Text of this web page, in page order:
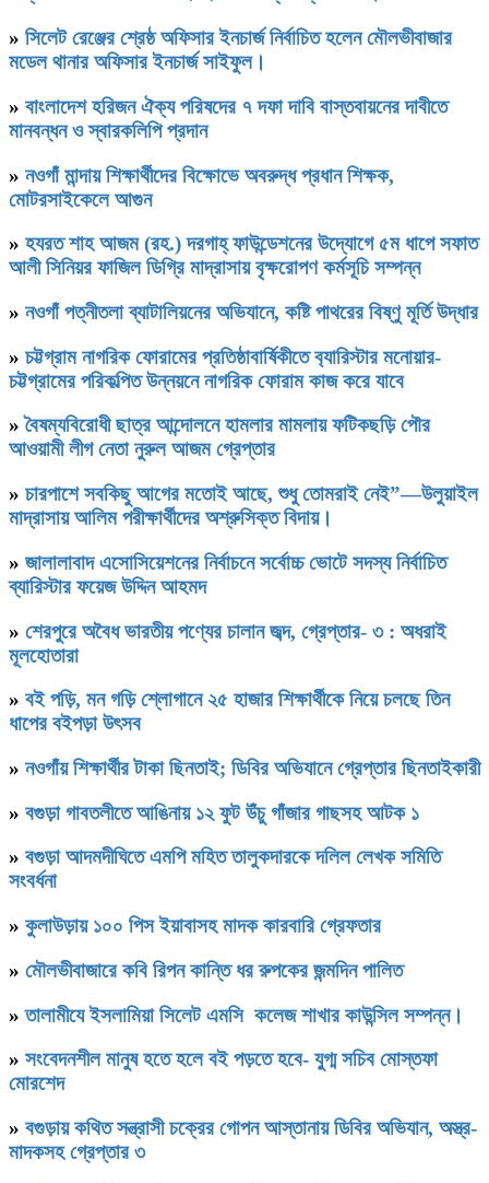
» সিলেট রেঞ্জের শ্রেষ্ঠ অফিসার ইনচার্জ নির্বাচিত হলেন মৌলভীবাজার
মডেল থানার অফিসার ইনচার্জ সাইফুল।
» বাংলাদেশ হরিজন ঐক্য পরিষদের ৭ দফা দাবি বাস্তবায়নের দাবীতে
মানবন্ধন ও স্বারকলিপি প্রদান
» নওগাঁ মান্দায় শিক্ষার্থীদের বিক্ষোভে অবরুদ্ধ প্রধান শিক্ষক,
মোটরসাইকেলে আগুন
» হযরত শাহ আজম (রহ.) দরগাহ্ ফাউন্ডেশনের উদ্যোগে ৫ম ধাপে সফাত
আলী সিনিয়র ফাজিল ডিগ্রি মাদ্রাসায় বৃক্ষরোপণ কর্মসূচি সম্পন্ন
» নওগাঁ পত্নীতলা ব্যাটালিয়নের অভিযানে, কষ্টি পাথরের বিষ্ণু মূর্তি উদ্ধার
» চট্টগ্রাম নাগরিক ফোরামের প্রতিষ্ঠাবার্ষিকীতে ব‍্যারিস্টার মনোয়ার-
চট্টগ্রামের পরিকল্পিত উন্নয়নে নাগরিক ফোরাম কাজ করে যাবে
»বৈষম্যবিরোধী ছাত্র আন্দোলনে হামলার মামলায় ফটিকছড়ি পৌর
আওয়ামী লীগ নেতা নুরুল আজম গ্রেপ্তার
» চারপাশে সবকিছু আগের মতোই আছে, শুধু তোমরাই নেই”—উলুয়াইল
মাদ্রাসায় আলিম পরীক্ষার্থীদের অশ্রুসিক্ত বিদায়।
» জালালাবাদ এসোসিয়েশনের নির্বাচনে সর্বোচ্চ ভোটে সদস্য নির্বাচিত
ব্যারিস্টার ফয়েজ উদ্দিন আহমদ
» শেরপুরে অবৈধ ভারতীয় পণ্যের চালান জব্দ, গ্রেপ্তার- ৩ : অধরাই
মূলহোতারা
» বই পড়ি, মন গড়ি শ্লোগানে ২৫ হাজার শিক্ষার্থীকে নিয়ে চলছে তিন
ধাপের বইপড়া উৎসব
» নওগাঁয় শিক্ষার্থীর টাকা ছিনতাই; ডিবির অভিযানে গ্রেপ্তার ছিনতাইকারী
» বগুড়া গাবতলীতে আঙিনায় ১২ ফুট উঁচু গাঁজার গাছসহ আটক ১
» বগুড়া আদমদীঘিতে এমপি মহিত তালুকদারকে দলিল লেখক সমিতি
সংবর্ধনা
» কুলাউড়ায় ১০০ পিস ইয়াবাসহ মাদক কারবারি গ্রেফতার
» মৌলভীবাজারে কবি রিপন কান্তি ধর রুপকের জন্মদিন পালিত
»তালামীযে ইসলামিয়া সিলেট এমসি কলেজ শাখার কাউন্সিল সম্পন্ন।
» সংবেদনশীল মানুষ হতে হলে বই পড়তে হবে- যু্গ্ম সচিব মোস্তফা
মোরশেদ
» বগুড়ায় কথিত সন্ত্রাসী চক্রের গোপন আস্তানায় ডিবির অভিযান, অস্ত্র-
মাদকসহ গ্রেপ্তার ৩